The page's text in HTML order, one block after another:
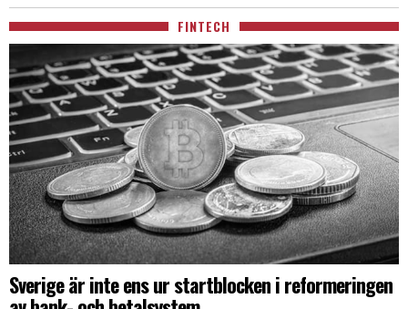
FINTECH
Sverige är inte ens ur startblocken i reformeringen